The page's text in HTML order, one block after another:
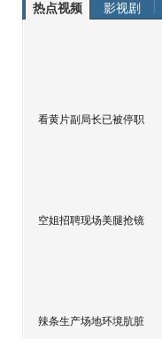
热点视频 影视剧
看黄片副局长已被停职
空姐招聘现场美腿抢镜
辣条生产场地环境肮脏